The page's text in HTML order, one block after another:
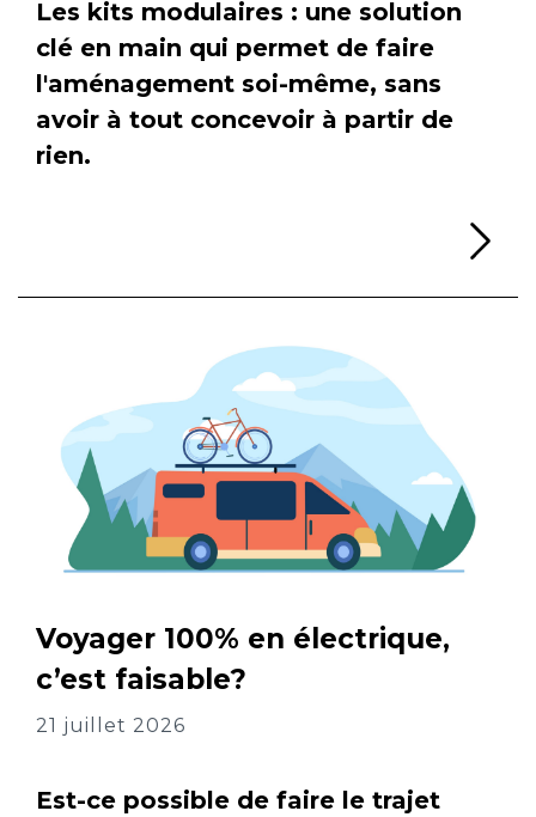
Les kits modulaires : une solution
clé en main qui permet de faire
l'aménagement soi-même, sans
avoir à tout concevoir à partir de
rien.
Voyager 100% en électrique,
c’est faisable?
21 juillet 2026
Est-ce possible de faire le trajet